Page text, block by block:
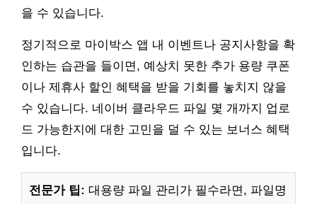
을 수 있습니다.
정기적으로 마이박스 앱 내 이벤트나 공지사항을 확
인하는 습관을 들이면, 예상치 못한 추가 용량 쿠폰
이나 제휴사 할인 혜택을 받을 기회를 놓치지 않을
수 있습니다. 네이버 클라우드 파일 몇 개까지 업로
드 가능한지에 대한 고민을 덜 수 있는 보너스 혜택
입니다.
전문가 팁: 대용량 파일 관리가 필수라면, 파일명